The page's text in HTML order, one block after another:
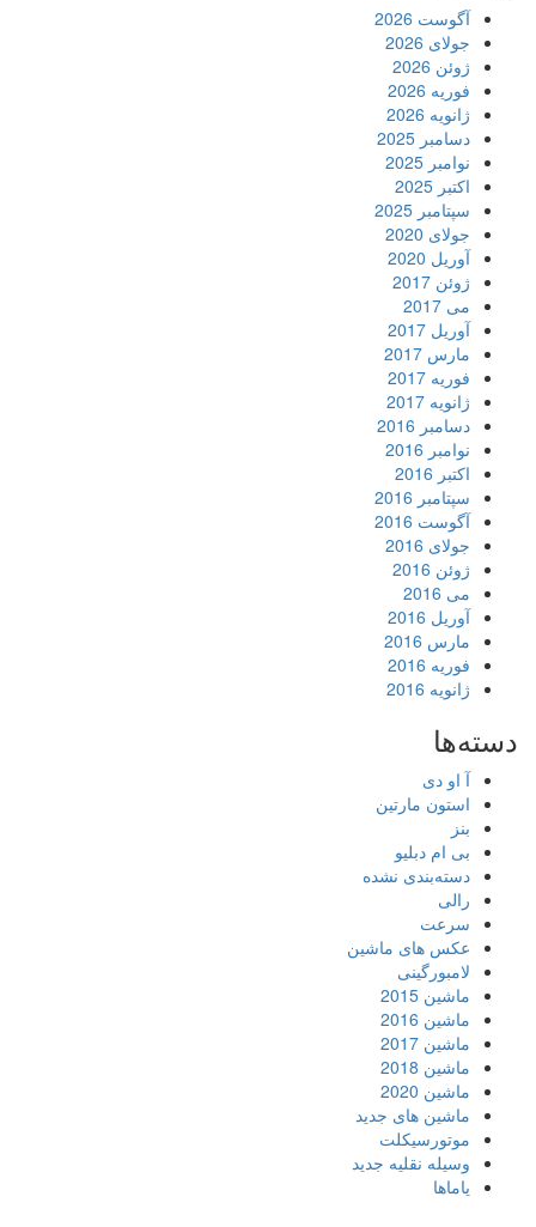
آگوست 2026
جولای 2026
ژوئن 2026
فوریه 2026
ژانویه 2026
دسامبر 2025
نوامبر 2025
اکتبر 2025
سپتامبر 2025
جولای 2020
آوریل 2020
ژوئن 2017
می 2017
آوریل 2017
مارس 2017
فوریه 2017
ژانویه 2017
دسامبر 2016
نوامبر 2016
اکتبر 2016
سپتامبر 2016
آگوست 2016
جولای 2016
ژوئن 2016
می 2016
آوریل 2016
مارس 2016
فوریه 2016
ژانویه 2016
دسته‌ها
آ او دی
استون مارتین
بنز
بی ام دبلیو
دسته‌بندی نشده
رالی
سرعت
عکس های ماشین
لامبورگینی
ماشین 2015
ماشین 2016
ماشین 2017
ماشین 2018
ماشین 2020
ماشین های جدید
موتورسیکلت
وسیله نقلیه جدید
یاماها